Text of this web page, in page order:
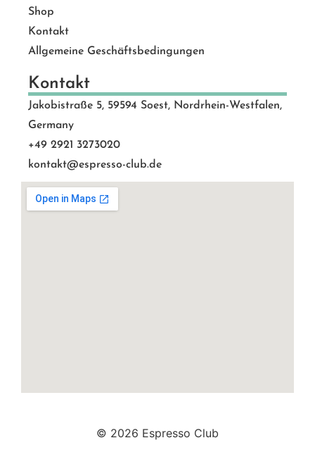
Shop
Kontakt
Allgemeine Geschäftsbedingungen
Kontakt
Jakobistraße 5, 59594 Soest, Nordrhein-Westfalen,
Germany
+49 2921 3273020
kontakt@espresso-club.de
© 2026 Espresso Club